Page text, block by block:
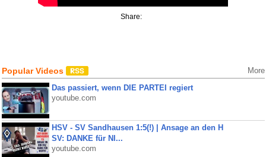
Share:
Popular Videos More
Das passiert, wenn DIE PARTEI regiert
youtube.com
HSV - SV Sandhausen 1:5(!) | Ansage an den H
SV: DANKE für NI...
youtube.com